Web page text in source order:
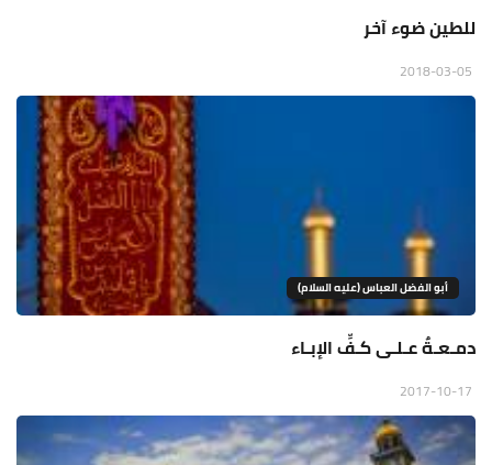
للطين ضوء آخر
أبو الفضل العباس (عليه السلام)
دمـعـةٌ عـلـى كـفِّ الإبـاء